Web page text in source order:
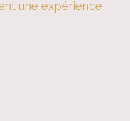
une expérience